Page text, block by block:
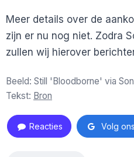
Meer details over de
zijn er nu nog niet. Zodra
zullen wij hierover
Beeld: Still 'Bloodborne' via
Tekst: Bron
Reacties Volg